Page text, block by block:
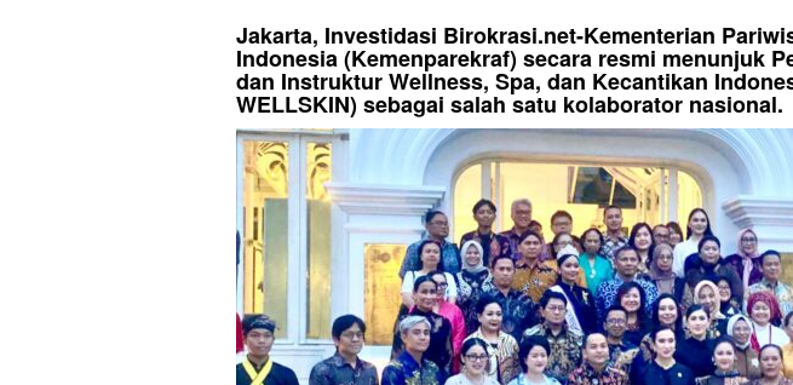
Jakarta, Investidasi Birokrasi.net-Kementerian
Indonesia (Kemenparekraf) secara resmi menunjuk
dan Instruktur Wellness, Spa, dan Kecantikan
WELLSKIN) sebagai salah satu kolaborator nasional.